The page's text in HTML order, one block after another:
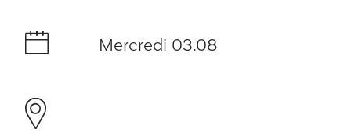
Historie og arkitektur
Mercredi 03.08